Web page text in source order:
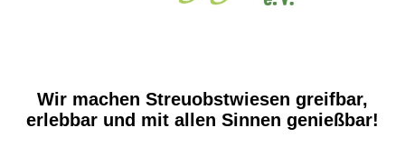
Wir machen Streuobstwiesen greifbar,
erlebbar und mit allen Sinnen genießbar!